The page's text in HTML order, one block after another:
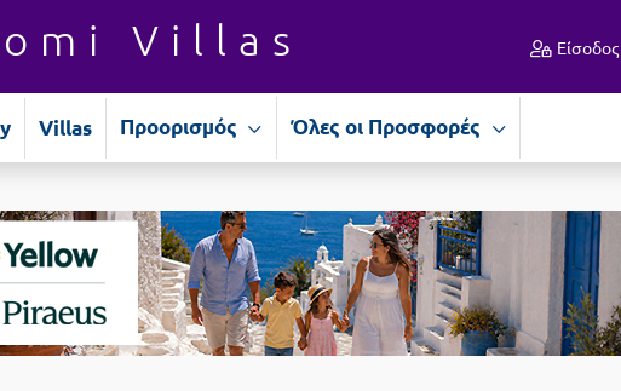
Villas Είσοδος
Villas Προορισμός Όλες οι Προσφορές